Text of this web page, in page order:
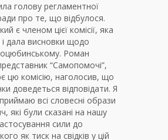
голову регламентної
про те, що відбулося.
є членом цієї комісії, яка
і дала висновки щодо
Роман
“Самопомочі”,
цю комісію, наголосив, що
доведеться відповідати. Я
всі словесні образи
які були сказані на нашу
сили до
як тиск на свідків у цій